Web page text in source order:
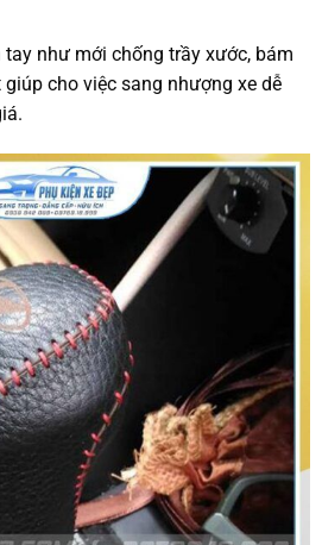
tay như mới chống trầy xước, bám
cho việc sang nhượng xe dễ